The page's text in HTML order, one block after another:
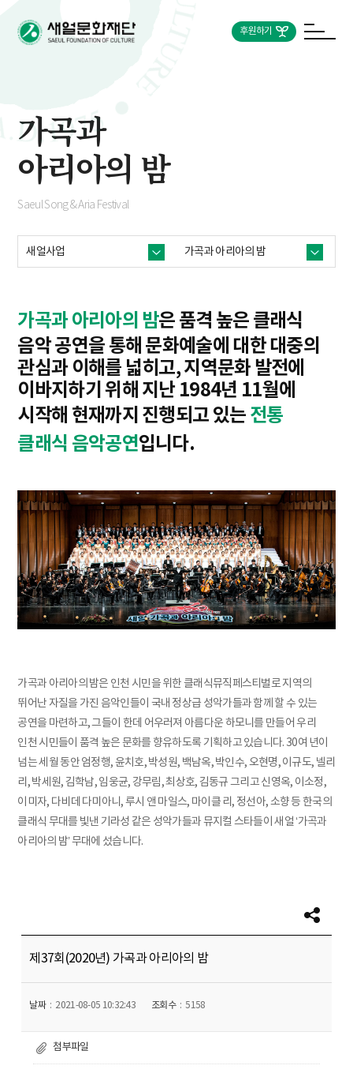
후원하기
가곡과
아리아의 밤
Saeul Song & Aria Festival
새얼사업 가곡과아리아의 밤
가곡과 아리아의 밤은 품격 높은 클래식
음악 공연을 통해 문화예술에 대한 대중의
관심과 이해를 넓히고, 지역문화 발전에
이바지하기 위해 지난 1984년 11월에
시작해 현재까지 진행되고 있는 전통
클래식 음악공연입니다.
가곡과 아리아의 밤은 인천 시민을 위한 클래식뮤직페스티벌로 지역의
뛰어난 자질을 가진 음악인들이 국내 정상급 성악가들과 함께 할 수 있는
공연을 마련하고, 그들이 한데 어우러져 아름다운 하모니를 만들어 우리
인천 시민들이 품격 높은 문화를 향유하도록 기획하고 있습니다. 30여 년이
넘는 세월 동안 엄정행, 윤치호, 박성원, 백남옥, 박인수, 오현명, 이규도, 넬리
리, 박세원, 김학남, 임웅균, 강무림, 최상호, 김동규 그리고 신영옥, 이소정,
이미자, 다비데 다미아니, 루시 앤 마일스, 마이클 리, 정선아, 소향 등 한국의
클래식 무대를 빛낸 기라성 같은 성악가들과 뮤지컬 스타들이 새얼 ‘가곡과
아리아의 밤’ 무대에 섰습니다.
제37회(2020년) 가곡과 아리아의 밤
날짜 2021-08-05 10:32:43 조회수 5158
첨부파일